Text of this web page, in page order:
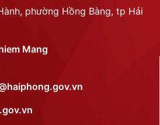
phường Hồng Bàng, tp Hải